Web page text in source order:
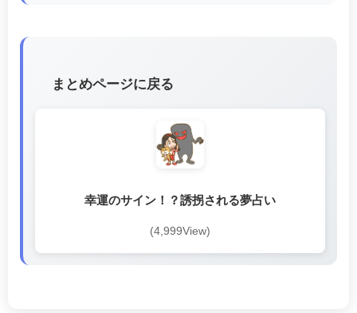
まとめページに戻る
幸運のサイン！？誘拐される夢占い
(4,999View)